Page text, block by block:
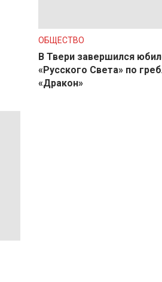
ОБЩЕСТВО
В Твери завершился
«Русского Света» по
«Дракон»